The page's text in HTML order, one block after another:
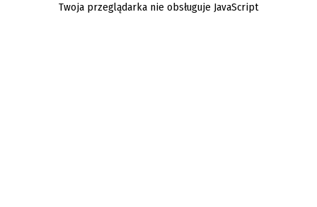
Twoja przeglądarka nie obsługuje JavaScript